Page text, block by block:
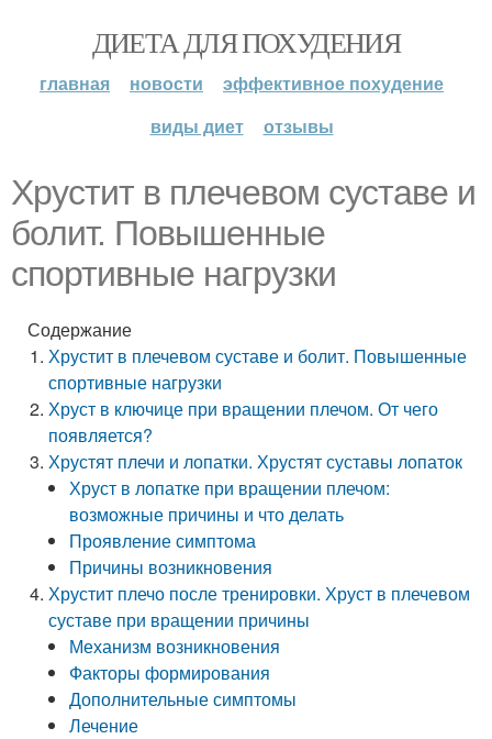
ДИЕТА ДЛЯ ПОХУДЕНИЯ
главная новости
эффективное похудение
виды диет
отзывы
Хрустит в плечевом суставе и
болит. Повышенные
спортивные нагрузки
Содержание
Хрустит в плечевом суставе и болит. Повышенные
спортивные нагрузки
Хруст в ключице при вращении плечом. От чего
появляется?
Хрустят плечи и лопатки. Хрустят суставы лопаток
Хруст в лопатке при вращении плечом:
возможные причины и что делать
Проявление симптома
Причины возникновения
Хрустит плечо после тренировки. Хруст в плечевом
суставе при вращении причины
Механизм возникновения
Факторы формирования
Дополнительные симптомы
Лечение